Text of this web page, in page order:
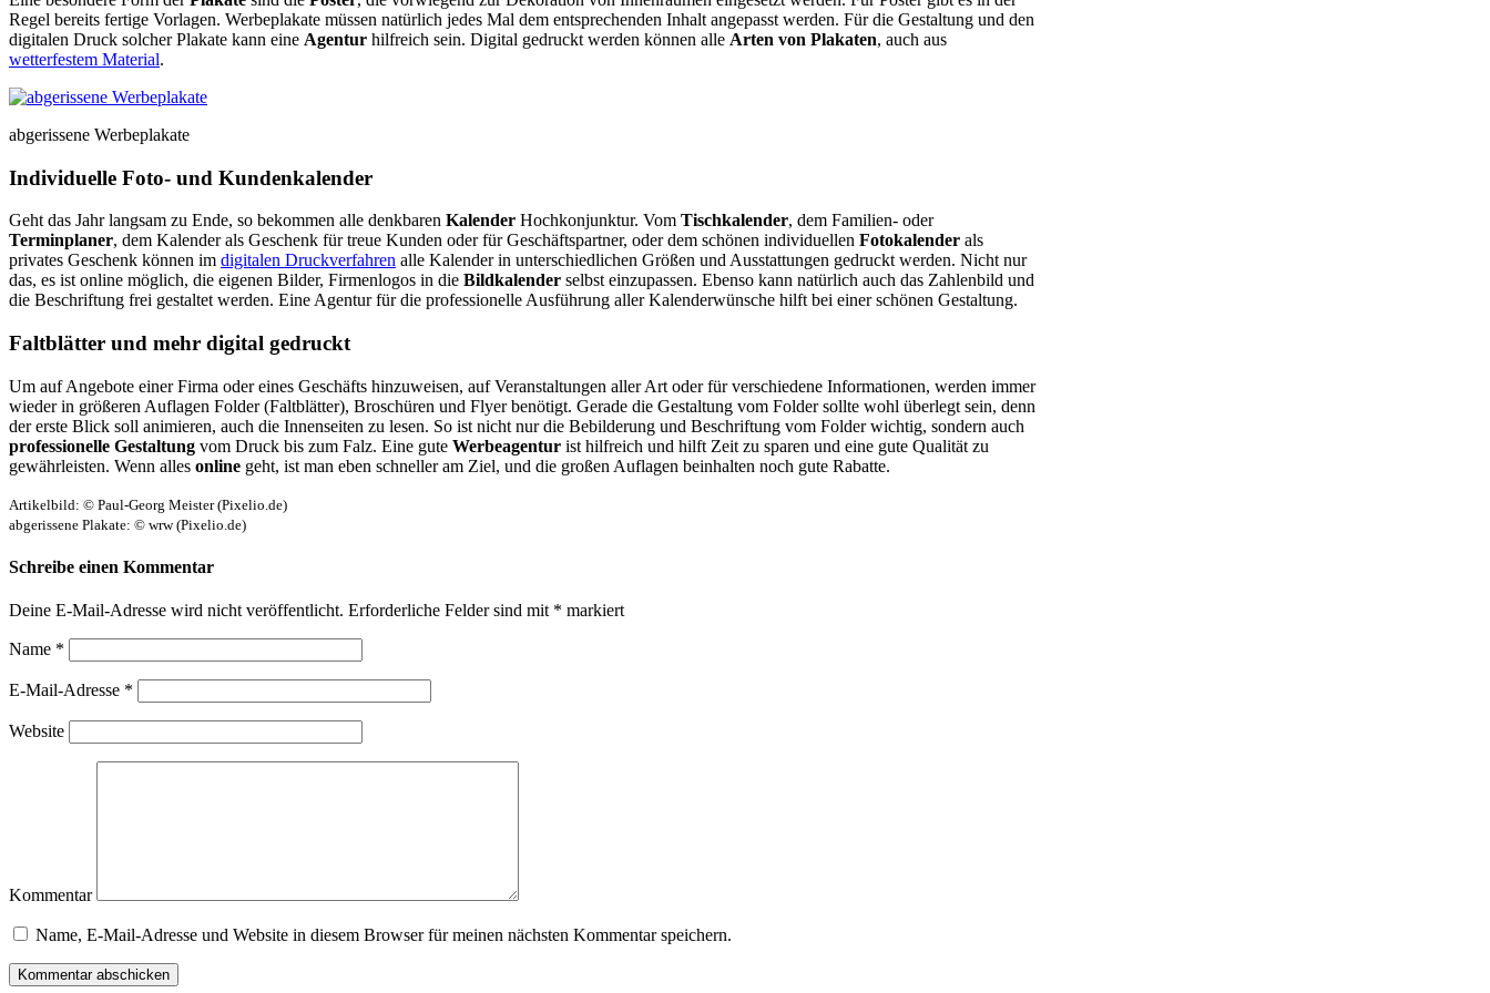
Regel bereits fertige Vorlagen. Werbeplakate müssen natürlich jedes Mal dem entsprechenden Inhalt angepasst werden. Für die Gestaltung und den
digitalen Druck solcher Plakate kann eine Agentur hilfreich sein. Digital gedruckt werden können alle Arten von Plakaten, auch aus
wetterfestem Material.
abgerissene Werbeplakate
Individuelle Foto- und Kundenkalender
Geht das Jahr langsam zu Ende, so bekommen alle denkbaren Kalender Hochkonjunktur. Vom Tischkalender, dem Familien- oder
Terminplaner, dem Kalender als Geschenk für treue Kunden oder für Geschäftspartner, oder dem schönen individuellen Fotokalender als
privates Geschenk können im digitalen Druckverfahren alle Kalender in unterschiedlichen Größen und Ausstattungen gedruckt werden. Nicht nur
das, es ist online möglich, die eigenen Bilder, Firmenlogos in die Bildkalender selbst einzupassen. Ebenso kann natürlich auch das Zahlenbild und
die Beschriftung frei gestaltet werden. Eine Agentur für die professionelle Ausführung aller Kalenderwünsche hilft bei einer schönen Gestaltung.
Faltblätter und mehr digital gedruckt
Um auf Angebote einer Firma oder eines Geschäfts hinzuweisen, auf Veranstaltungen aller Art oder für verschiedene Informationen, werden immer
wieder in größeren Auflagen Folder (Faltblätter), Broschüren und Flyer benötigt. Gerade die Gestaltung vom Folder sollte wohl überlegt sein, denn
der erste Blick soll animieren, auch die Innenseiten zu lesen. So ist nicht nur die Bebilderung und Beschriftung vom Folder wichtig, sondern auch
professionelle Gestaltung vom Druck bis zum Falz. Eine gute Werbeagentur ist hilfreich und hilft Zeit zu sparen und eine gute Qualität zu
gewährleisten. Wenn alles online geht, ist man eben schneller am Ziel, und die großen Auflagen beinhalten noch gute Rabatte.
Artikelbild: © Paul-Georg Meister (Pixelio.de)
abgerissene Plakate: © wrw (Pixelio.de)
Schreibe einen Kommentar
Deine E-Mail-Adresse wird nicht veröffentlicht. Erforderliche Felder sind mit * markiert
Name *
E-Mail-Adresse *
Website
Kommentar
Name, E-Mail-Adresse und Website in diesem Browser für meinen nächsten Kommentar speichern.